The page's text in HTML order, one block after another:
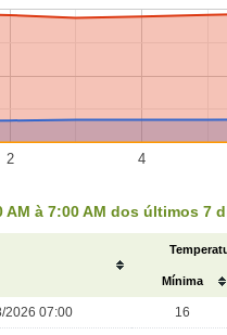
2 4
à 7:00 AM dos últimos 7
Mínima
2026 07:00 16